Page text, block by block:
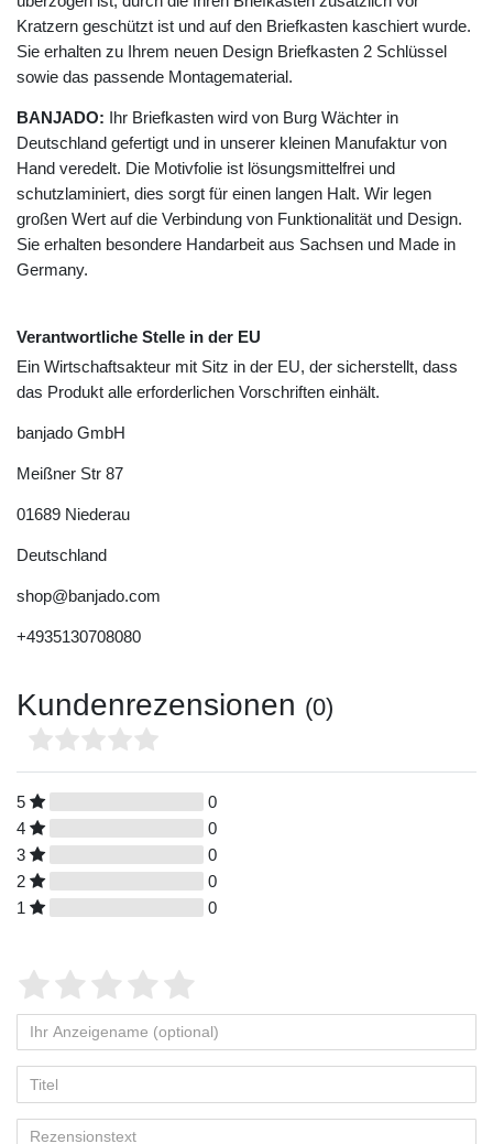
Kratzern geschützt ist und auf den Briefkasten kaschiert wurde.
Sie erhalten zu Ihrem neuen Design Briefkasten 2 Schlüssel
sowie das passende Montagematerial.
BANJADO: Ihr Briefkasten wird von Burg Wächter in
Deutschland gefertigt und in unserer kleinen Manufaktur von
Hand veredelt. Die Motivfolie ist lösungsmittelfrei und
schutzlaminiert, dies sorgt für einen langen Halt. Wir legen
großen Wert auf die Verbindung von Funktionalität und Design.
Sie erhalten besondere Handarbeit aus Sachsen und Made in
Germany.
Verantwortliche Stelle in der EU
Ein Wirtschaftsakteur mit Sitz in der EU, der sicherstellt, dass
das Produkt alle erforderlichen Vorschriften einhält.
banjado GmbH
Meißner Str 87
01689 Niederau
Deutschland
shop@banjado.com
+4935130708080
Kundenrezensionen (0)
5
0
4
0
3
0
2
0
1
0